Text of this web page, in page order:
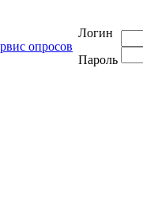
Логин
Пароль